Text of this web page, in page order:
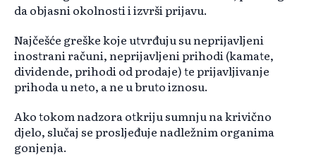
da objasni okolnosti i izvrši prijavu.
Najčešće greške koje utvrđuju su neprijavljeni
inostrani računi, neprijavljeni prihodi (kamate,
dividende, prihodi od prodaje) te prijavljivanje
prihoda u neto, a ne u bruto iznosu.
Ako tokom nadzora otkriju sumnju na krivično
djelo, slučaj se prosljeđuje nadležnim organima
gonjenja.